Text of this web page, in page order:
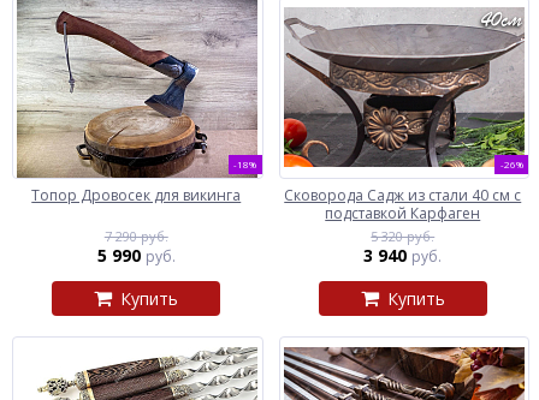
-18%
Топор Дровосек для викинга
7 290 руб.
5 990 руб.
Купить
-26%
Сковорода Садж из стали 40 см с
подставкой Карфаген
5 320 руб.
3 940 руб.
Купить